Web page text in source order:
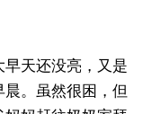
天还没亮，又是
。虽然很困，但